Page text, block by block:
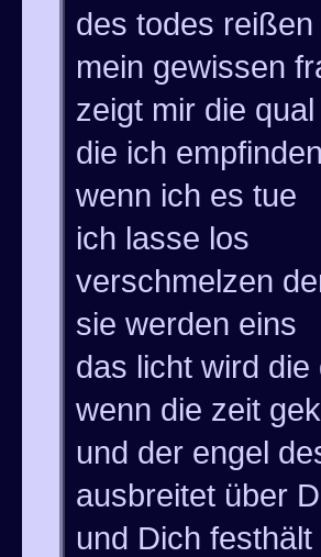
des todes reißen
mein gewissen
zeigt mir die qual
die ich
wenn ich es tue
ich lasse los
verschmelzen
sie werden eins
das licht wird
wenn die zeit
und der engel
ausbreitet über
und Dich festhält